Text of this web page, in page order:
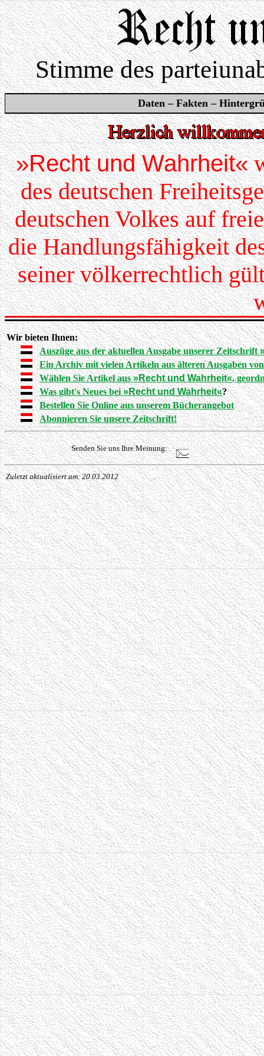
Stimme des
Daten – Fakten –
»Recht und Wahrheit«
des deutschen
deutschen Volkes auf
die Handlungsfähigkeit
seiner völkerrechtlich
Wir bieten Ihnen:
Auszüge aus der aktuellen Ausgabe unserer Zeitschrift
Ein Archiv mit vielen Artikeln aus älteren Ausgaben
Wählen Sie Artikel aus»Recht und Wahrheit«,
Was gibt's Neues bei»Recht und Wahrheit«?
Bestellen Sie Online aus unserem Bücherangebot
Abonnieren Sie unsere Zeitschrift!
Senden Sie uns Ihre Meinung:
Zuletzt aktualisiert am: 20.03.2012